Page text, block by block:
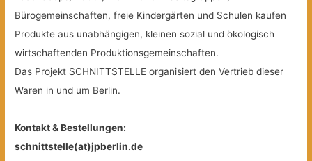
Bürogemeinschaften, freie Kindergärten und Schulen kaufen
Produkte aus unabhängigen, kleinen sozial und ökologisch
wirtschaftenden Produktionsgemeinschaften.
Das Projekt SCHNITTSTELLE organisiert den Vertrieb dieser
Waren in und um Berlin.
Kontakt & Bestellungen:
schnittstelle(at)jpberlin.de